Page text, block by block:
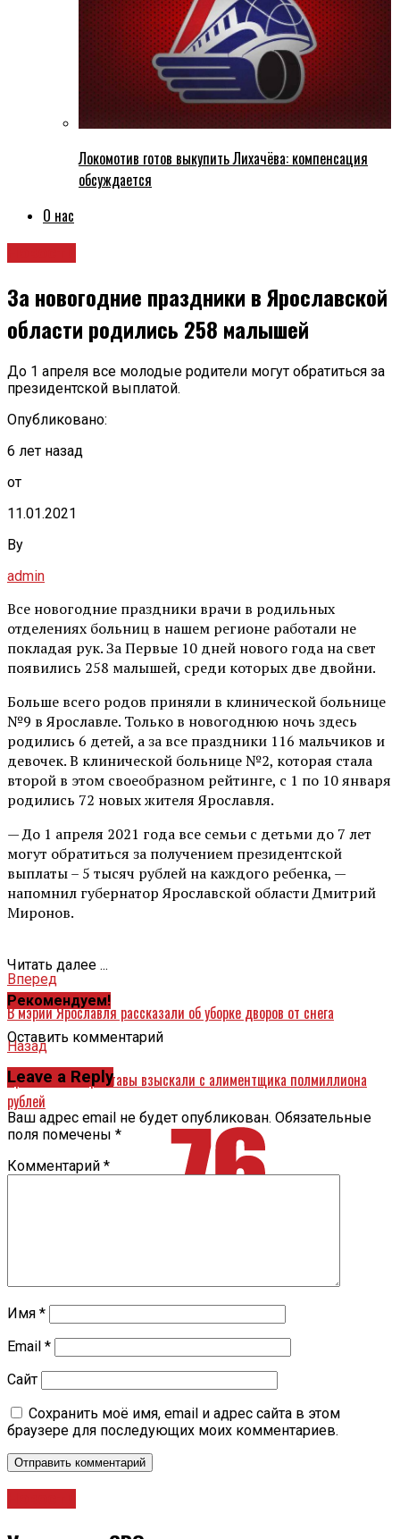
Локомотив готов выкупить Лихачёва: компенсация
обсуждается
О нас
За новогодние праздники в Ярославской
области родились 258 малышей
До 1 апреля все молодые родители могут обратиться за
президентской выплатой.
Опубликовано:
6 лет назад
от
11.01.2021
By
admin
Все новогодние праздники врачи в родильных
отделениях больниц в нашем регионе работали не
покладая рук. За Первые 10 дней нового года на свет
появились 258 малышей, среди которых две двойни.
Больше всего родов приняли в клинической больнице
№9 в Ярославле. Только в новогоднюю ночь здесь
родились 6 детей, а за все праздники 116 мальчиков и
девочек. В клинической больнице №2, которая стала
второй в этом своеобразном рейтинге, с 1 по 10 января
родились 72 новых жителя Ярославля.
— До 1 апреля 2021 года все семьи с детьми до 7 лет
могут обратиться за получением президентской
выплаты – 5 тысяч рублей на каждого ребенка, —
напомнил губернатор Ярославской области Дмитрий
Миронов.
Вперед
В мэрии Ярославля рассказали об уборке дворов от снега
Назад
Ярославские приставы взыскали с алиментщика полмиллиона
рублей
Читать далее ...
Рекомендуем!
Оставить комментарий
Leave a Reply
Ваш адрес email не будет опубликован. Обязательные
поля помечены *
Комментарий *
Имя *
Email *
Сайт
Сохранить моё имя, email и адрес сайта в этом
браузере для последующих моих комментариев.